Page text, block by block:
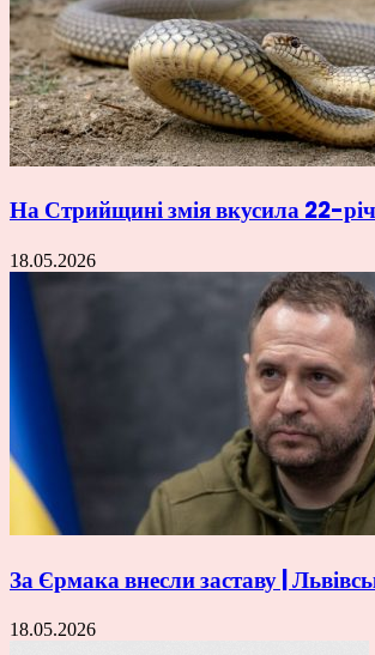
На Стрийщині змія вкусила 22-
18.05.2026
За Єрмака внесли заставу |
18.05.2026